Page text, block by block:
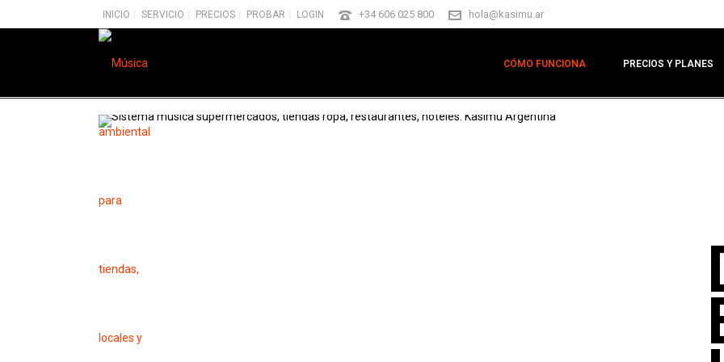
INICIO SERVICIO PRECIOS PROBAR LOGIN +34 606 025 800 hola@kasimu.ar
CÓMO FUNCIONA PRECIOS Y PLANES